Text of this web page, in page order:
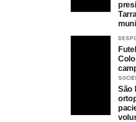
São